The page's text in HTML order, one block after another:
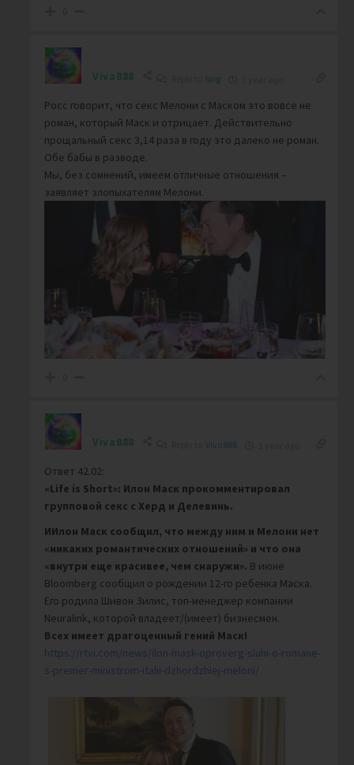
Viva888 brig
Росс говорит, что секс Мелони с Маском это вовсе не
роман, который Маск и отрицает. Действительно
прощальный секс 3,14 раза в году это далеко не роман.
Обе бабы в разводе.
Мы, без сомнений, имеем отличные отношения –
заявляет злопыхателям Мелони.
Viva888 Viva888
Ответ 42.02:
«Life is Short»: Илон Маск прокомментировал
групповой секс с Херд и Делевинь.
ИИлон Маск сообщил, что между ним и Мелони нет
«никаких романтических отношений» и что она
«внутри еще красивее, чем снаружи». В июне
Bloomberg сообщил о рождении 12-го ребенка Маска.
Его родила Шивон Зилис, топ-менеджер компании
Neuralink, которой владеет/(имеет) бизнесмен.
Всех имеет драгоценный гений Маск!
https://rtvi.com/news/ilon-mask-oproverg-sluhi-o-romane-
s-premer-ministrom-italii-dzhordzhiej-meloni/